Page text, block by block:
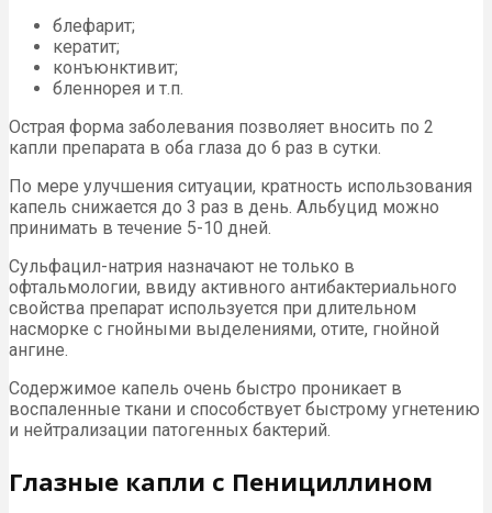
блефарит;
кератит;
конъюнктивит;
бленнорея и т.п.
Острая форма заболевания позволяет вносить по 2
капли препарата в оба глаза до 6 раз в сутки.
По мере улучшения ситуации, кратность использования
капель снижается до 3 раз в день. Альбуцид можно
принимать в течение 5-10 дней.
Сульфацил-натрия назначают не только в
офтальмологии, ввиду активного антибактериального
свойства препарат используется при длительном
насморке с гнойными выделениями, отите, гнойной
ангине.
Содержимое капель очень быстро проникает в
воспаленные ткани и способствует быстрому угнетению
и нейтрализации патогенных бактерий.
Глазные капли с Пенициллином